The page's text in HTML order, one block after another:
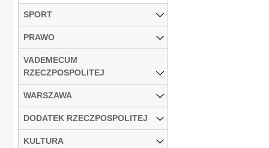
SPORT
PRAWO
VADEMECUM
RZECZPOSPOLITEJ
WARSZAWA
DODATEK RZECZPOSPOLITEJ
KULTURA